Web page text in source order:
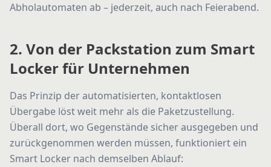
Abholautomaten ab – jederzeit, auch nach Feierabend.
2. Von der Packstation zum Smart
Locker für Unternehmen
Das Prinzip der automatisierten, kontaktlosen
Übergabe löst weit mehr als die Paketzustellung.
Überall dort, wo Gegenstände sicher ausgegeben und
zurückgenommen werden müssen, funktioniert ein
Smart Locker nach demselben Ablauf: